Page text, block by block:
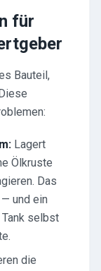
für
Bauteil,
Lagert
Ölkruste
Das
und ein
selbst
die